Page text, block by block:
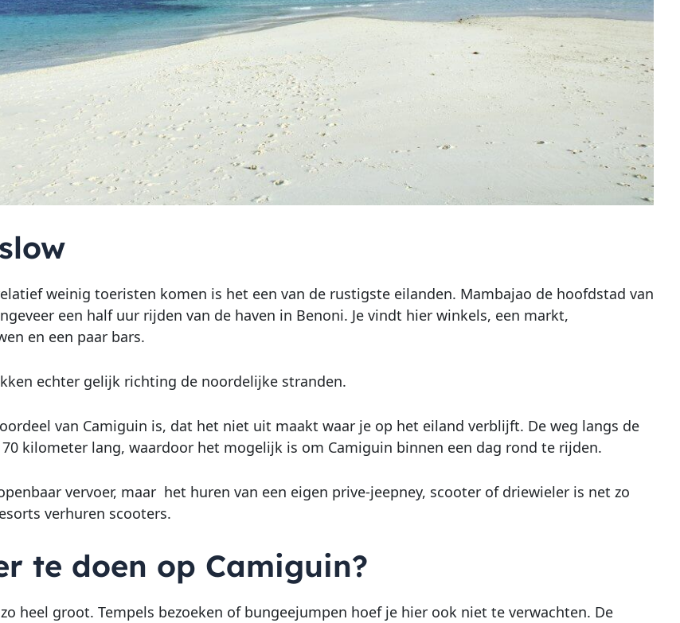
weinig toeristen komen is het een van de rustigste eilanden. Mambajao de hoofdstad van
een half uur rijden van de haven in Benoni. Je vindt hier winkels, een markt,
en een paar bars.
echter gelijk richting de noordelijke stranden.
van Camiguin is, dat het niet uit maakt waar je op het eiland verblijft. De weg langs de
kilometer lang, waardoor het mogelijk is om Camiguin binnen een dag rond te rijden.
vervoer, maar het huren van een eigen prive-jeepney, scooter of driewieler is net zo
verhuren scooters.
te doen op Camiguin?
heel groot. Tempels bezoeken of bungeejumpen hoef je hier ook niet te verwachten. De